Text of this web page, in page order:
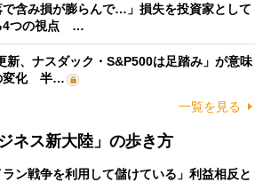
で含み損が膨らんで…」損失を投資家として
4つの視点 …
新、ナスダック・S&P500は足踏み」が意味
変化 半…
一覧を見る
ネス新大陸」の歩き方
ラン戦争を利用して儲けている」利益相反と